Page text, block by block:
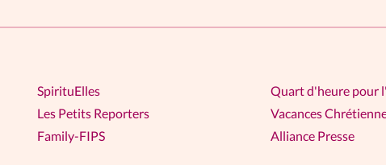
SpirituElles
Les Petits Reporters
Family-FIPS
Quart d'heure pour
Vacances
Alliance Presse